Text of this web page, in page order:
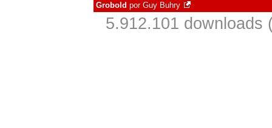
Grobold por Guy Buhry
5.912.101 downloads